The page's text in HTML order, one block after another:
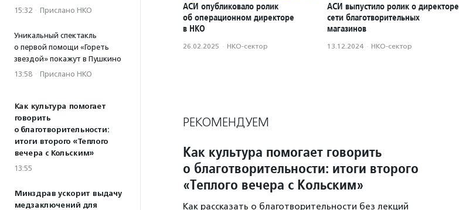
15:32 · Прислано НКО
Уникальный спектакль
о первой помощи «Гореть
звездой» покажут в Пушкино
13:58 · Прислано НКО
Как культура помогает
говорить
о благотворительности:
итоги второго «Теплого
вечера с Кольским»
13:55
Минздрав ускорит выдачу
медзаключений для
АСИ опубликовало ролик
об операционном директоре
в НКО
26.02.2025 · НКО-сектор
АСИ выпустило ролик о директоре
сети благотворительных
магазинов
13.12.2024 · НКО-сектор
РЕКОМЕНДУЕМ
Как культура помогает говорить
о благотворительности: итоги второго
«Теплого вечера с Кольским»
Как рассказать о благотворительности без лекций